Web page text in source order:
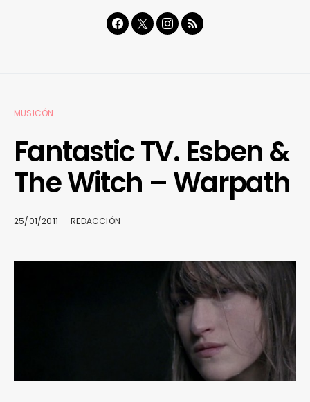
MUSICÓN
Fantastic TV. Esben &
The Witch – Warpath
25/01/2011 REDACCIÓN